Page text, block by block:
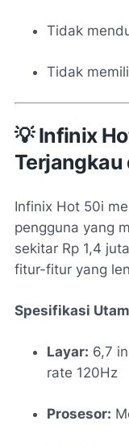
Tidak
Tidak
💡 Infinix
Terjangkau
Infinix Hot 50i
pengguna yang
sekitar Rp 1,4
fitur-fitur yang
Spesifikasi
Layar: 6,7
rate 120Hz
Prosesor: